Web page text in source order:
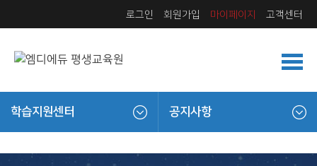
로그인 회원가입 마이페이지 고객센터
학습지원센터 공지사항